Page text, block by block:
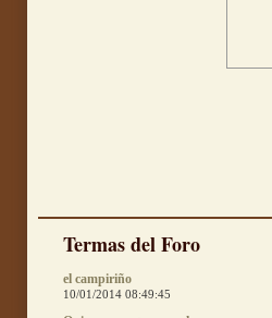
Termas del Foro
el campiriño
10/01/2014 08:49:45